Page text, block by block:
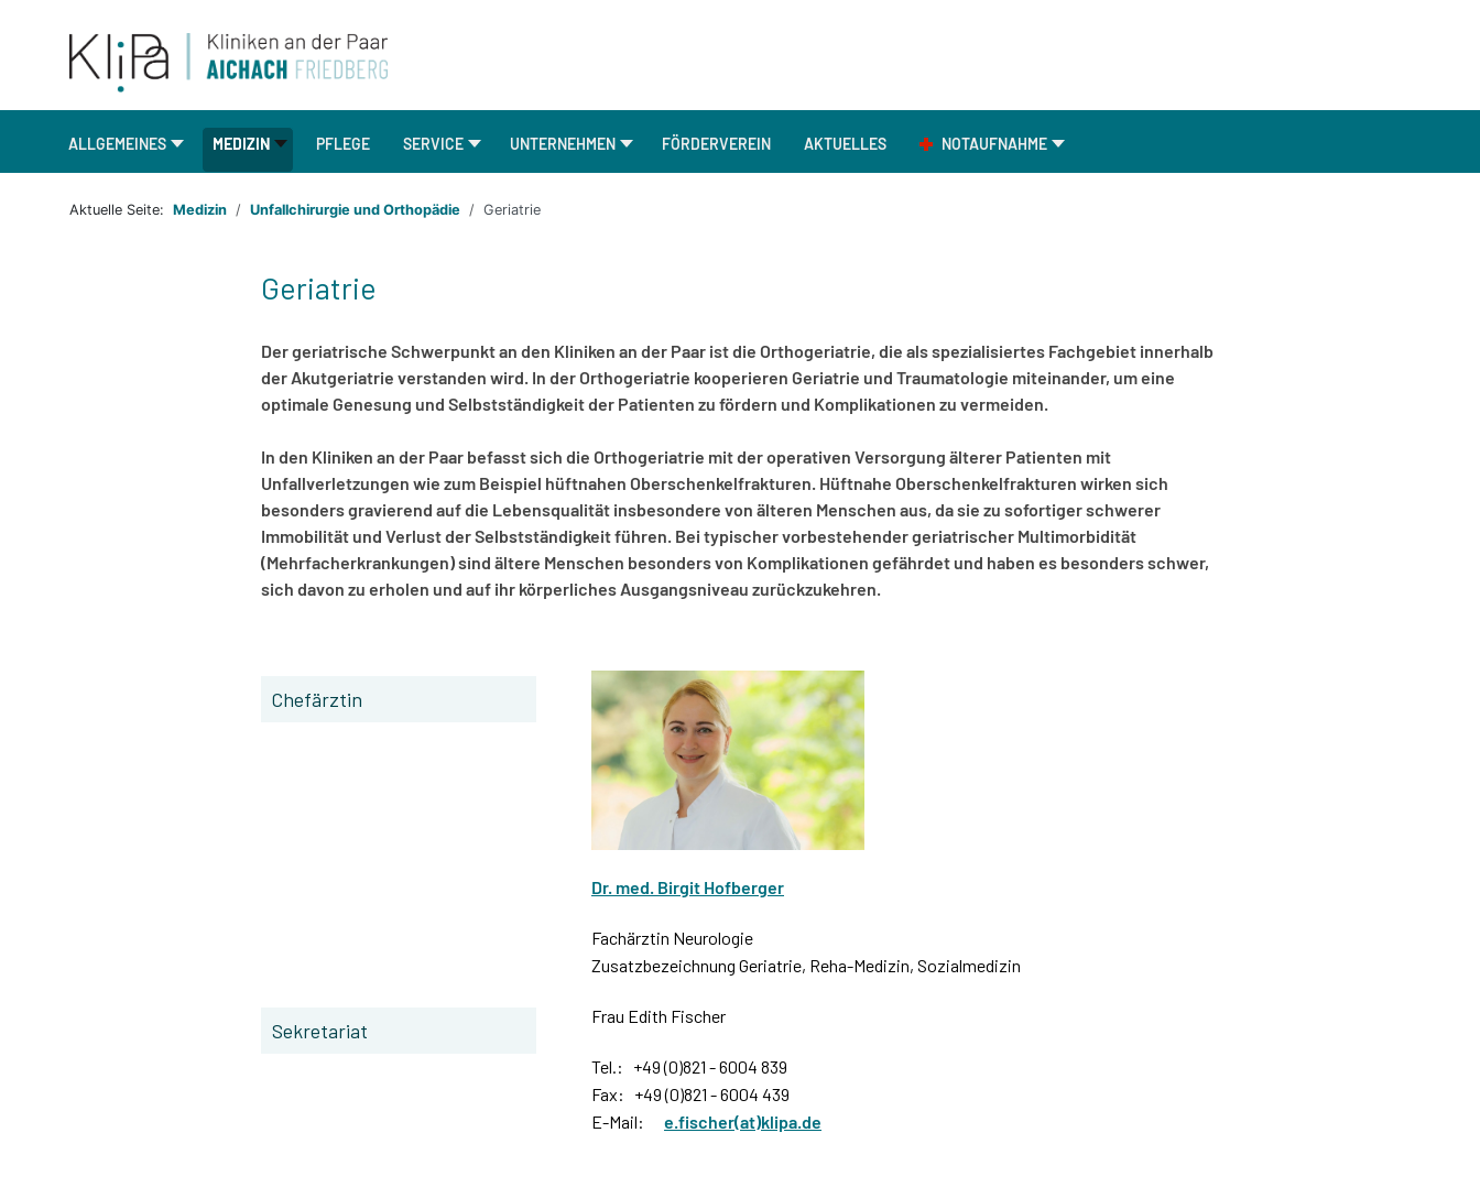
ALLGEMEINES MEDIZIN PFLEGE SERVICE UNTERNEHMEN FÖRDERVEREIN AKTUELLES NOTAUFNAHME
Aktuelle Seite: Medizin Unfallchirurgie und Orthopädie Geriatrie
Geriatrie
Der geriatrische Schwerpunkt an den Kliniken an der Paar ist die Orthogeriatrie, die als spezialisiertes Fachgebiet innerhalb
der Akutgeriatrie verstanden wird. In der Orthogeriatrie kooperieren Geriatrie und Traumatologie miteinander, um eine
optimale Genesung und Selbstständigkeit der Patienten zu fördern und Komplikationen zu vermeiden.
In den Kliniken an der Paar befasst sich die Orthogeriatrie mit der operativen Versorgung älterer Patienten mit
Unfallverletzungen wie zum Beispiel hüftnahen Oberschenkelfrakturen. Hüftnahe Oberschenkelfrakturen wirken sich
besonders gravierend auf die Lebensqualität insbesondere von älteren Menschen aus, da sie zu sofortiger schwerer
Immobilität und Verlust der Selbstständigkeit führen. Bei typischer vorbestehender geriatrischer Multimorbidität
(Mehrfacherkrankungen) sind ältere Menschen besonders von Komplikationen gefährdet und haben es besonders schwer,
sich davon zu erholen und auf ihr körperliches Ausgangsniveau zurückzukehren.
Chefärztin
Dr. med. Birgit Hofberger
Fachärztin Neurologie
Zusatzbezeichnung Geriatrie, Reha-Medizin, Sozialmedizin
Sekretariat
Frau Edith Fischer
Tel.: +49 (0)821 - 6004 839
Fax: +49 (0)821 - 6004 439
E-Mail: e.fischer(at)klipa.de